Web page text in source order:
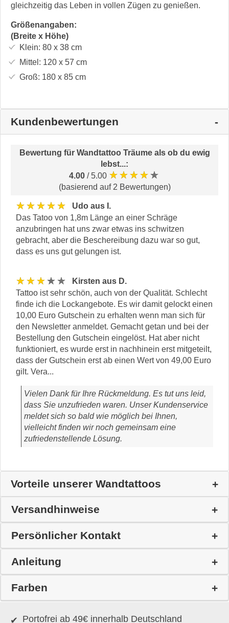
gleichzeitig das Leben in vollen Zügen zu genießen.
Größenangaben:
(Breite x Höhe)
Klein: 80 x 38cm
Mittel: 120 x 57 cm
Groß: 180 x 85cm
Kundenbewertungen
Bewertung für Wandtattoo Träume als ob du ewig
lebst...:
4.00 / 5.00 ★★★★★
(basierend auf 2 Bewertungen)
★★★★★
Udo aus I.
Das Tatoo von 1,8m Länge an einer Schräge
anzubringen hat uns zwar etwas ins schwitzen
gebracht, aber die Beschereibung dazu war so gut,
dass es uns gut gelungen ist.
★★★★★
Kirsten aus D.
Tattoo ist sehr schön, auch von der Qualität. Schlecht
finde ich die Lockangebote. Es wir damit gelockt einen
10,00 Euro Gutschein zu erhalten wenn man sich für
den Newsletter anmeldet. Gemacht getan und bei der
Bestellung den Gutschein eingelöst. Hat aber nicht
funktioniert, es wurde erst in nachhinein erst mitgeteilt,
dass der Gutschein erst ab einen Wert von 49,00 Euro
gilt. Vera...
Vielen Dank für Ihre Rückmeldung. Es tut uns leid,
dass Sie unzufrieden waren. Unser Kundenservice
meldet sich so bald wie möglich bei Ihnen,
vielleicht finden wir noch gemeinsam eine
zufriedenstellende Lösung.
Vorteile unserer Wandtattoos
Versandhinweise
Persönlicher Kontakt
Anleitung
Farben
Portofrei ab 49€ innerhalb Deutschland